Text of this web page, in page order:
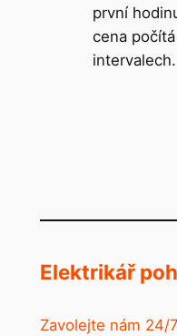
první
cena
intervalech.
Elektrikář
Zavolejte nám 24/